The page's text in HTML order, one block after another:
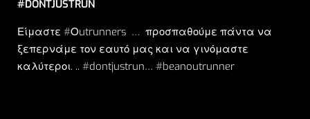
#DONTJUSTRUN
Είμαστε #Οutrunners … προσπαθούμε πάντα να
ξεπερνάμε τον εαυτό μας και να γινόμαστε
καλύτεροι. .. #dontjustrun… #beanoutrunner